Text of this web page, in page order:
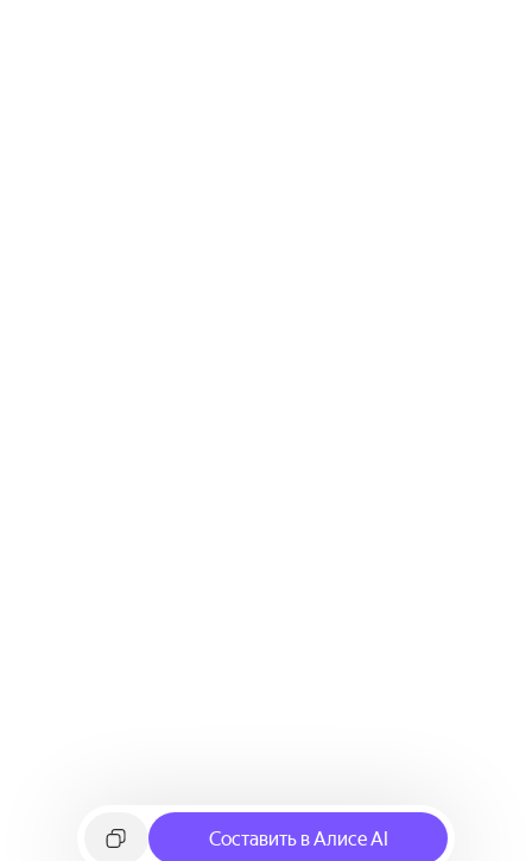
Составить в Алисе AI